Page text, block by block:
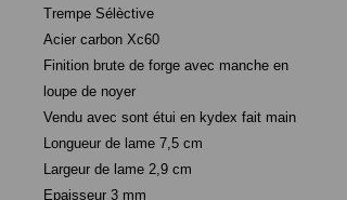
Trempe Sélèctive
Acier carbon Xc60
Finition brute de forge avec manche en
loupe de noyer
Vendu avec sont étui en kydex fait main
Longueur de lame 7,5 cm
Largeur de lame 2,9 cm
Epaisseur 3 mm